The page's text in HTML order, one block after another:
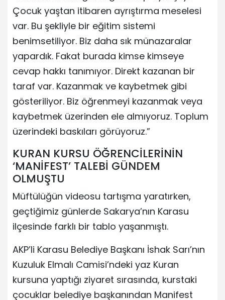
Çocuk yaştan itibaren ayrıştırma meselesi
var. Bu şekliyle bir eğitim sistemi
benimsetiliyor. Biz daha sık münazaralar
yapardık. Fakat burada kimse kimseye
cevap hakkı tanımıyor. Direkt kazanan bir
taraf var. Kazanmak ve kaybetmek gibi
gösteriliyor. Biz öğrenmeyi kazanmak veya
kaybetmek üzerinden ele almıyoruz. Toplum
üzerindeki baskıları görüyoruz.”
KURAN KURSU ÖĞRENCİLERİNİN
‘MANİFEST’ TALEBİ GÜNDEM
OLMUŞTU
Müftülüğün videosu tartışma yaratırken,
geçtiğimiz günlerde Sakarya’nın Karasu
ilçesinde farklı bir tablo yaşanmıştı.
AKP’li Karasu Belediye Başkanı İshak Sarı’nın
Kuzuluk Elmalı Camisi’ndeki yaz Kuran
kursuna yaptığı ziyaret sırasında, kurstaki
çocuklar belediye başkanından Manifest